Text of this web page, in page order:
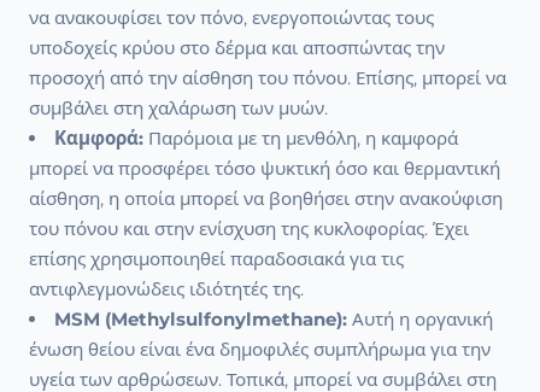
να ανακουφίσει τον πόνο, ενεργοποιώντας τους
υποδοχείς κρύου στο δέρμα και αποσπώντας την
προσοχή από την αίσθηση του πόνου. Επίσης, μπορεί να
συμβάλει στη χαλάρωση των μυών.
Καμφορά: Παρόμοια με τη μενθόλη, η καμφορά
μπορεί να προσφέρει τόσο ψυκτική όσο και θερμαντική
αίσθηση, η οποία μπορεί να βοηθήσει στην ανακούφιση
του πόνου και στην ενίσχυση της κυκλοφορίας. Έχει
επίσης χρησιμοποιηθεί παραδοσιακά για τις
αντιφλεγμονώδεις ιδιότητές της.
MSM (Methylsulfonylmethane): Αυτή η οργανική
ένωση θείου είναι ένα δημοφιλές συμπλήρωμα για την
υγεία των αρθρώσεων. Τοπικά, μπορεί να συμβάλει στη